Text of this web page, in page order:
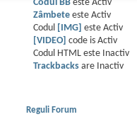
Codul BBeste Activ
Zâmbeteeste Activ
Codul
[IMG] este Activ
[VIDEO]
code is Activ
Codul HTML este
Inactiv
Trackbacksare
Inactiv
Reguli Forum